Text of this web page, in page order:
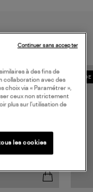
à des fins de
collaboration avec des
choix via « Paramétrer »,
ceux non strictement
plus sur l’utilisation de
les cookies
Continuer sans accepter